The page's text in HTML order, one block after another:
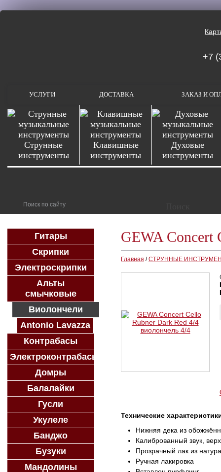
+7
УСЛУГИ ДОСТАВКА ЗАКАЗ И
Струнные
инструменты
Клавишные
инструменты
Духовые
инструменты
GEWA Concert
Главная /СТРУННЫЕ
Технические
Нижняя дека из
Калиброванный звук,
Прозрачный лак из
Ручная лакировка
Гитары
Скрипки
Электроскрипки
Альты
смычковые
Виолончели
Antonio Lavazza
Контрабасы
Электроконтрабасы
Домры
Балалайки
Гусли
Укулеле
Банджо
Бузуки
Мандолины